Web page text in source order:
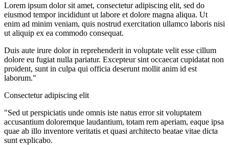
Lorem ipsum dolor sit amet, consectetur adipiscing elit, sed do
eiusmod tempor incididunt ut labore et dolore magna aliqua. Ut
enim ad minim veniam, quis nostrud exercitation ullamco laboris nisi
ut aliquip ex ea commodo consequat.
Duis aute irure dolor in reprehenderit in voluptate velit esse cillum
dolore eu fugiat nulla pariatur. Excepteur sint occaecat cupidatat non
proident, sunt in culpa qui officia deserunt mollit anim id est
laborum."
Consectetur adipiscing elit
"Sed ut perspiciatis unde omnis iste natus error sit voluptatem
accusantium doloremque laudantium, totam rem aperiam, eaque ipsa
quae ab illo inventore veritatis et quasi architecto beatae vitae dicta
sunt explicabo.